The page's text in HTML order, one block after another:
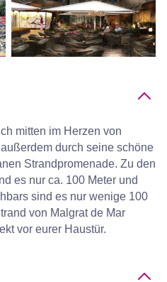
mitten im Herzen von
durch seine schöne
Strandpromenade. Zu den
es nur ca. 100 Meter und
sind es nur wenige 100
von Malgrat de Mar
vor eurer Haustür.